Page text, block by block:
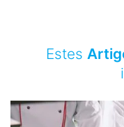
Estes